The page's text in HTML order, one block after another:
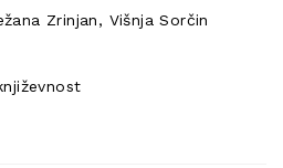
Zrinjan, Višnja Sorčin